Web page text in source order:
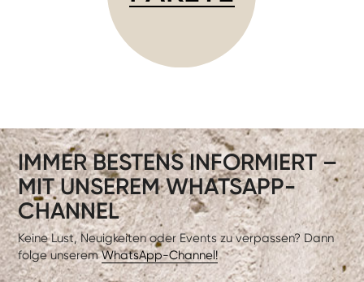
IMMER BESTENS INFORMIERT –
MIT UNSEREM WHATSAPP-
CHANNEL
Keine Lust, Neuigkeiten oder Events zu verpassen? Dann
folge unseremWhatsApp-Channel!